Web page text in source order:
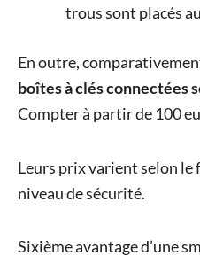
trous sont placés
En outre,
boîtes à clés connectées
Compter à partir de 100
Leurs prix varient selon
niveau de sécurité.
Sixième avantage d’une